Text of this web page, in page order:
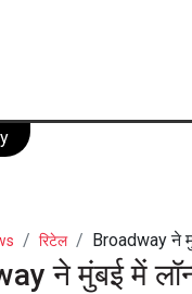
रिटेल Broadway ने
ने मुंबई में